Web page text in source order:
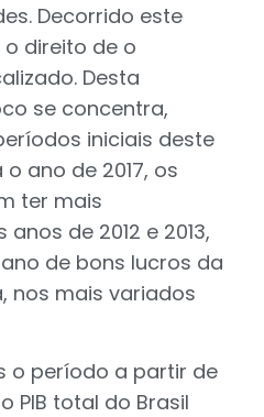
Decorrido este
direito de o
Desta
se concentra,
iniciais deste
ano de 2017, os
ter mais
de 2012 e 2013,
de bons lucros da
nos mais variados
o período a partir de
PIB total do Brasil